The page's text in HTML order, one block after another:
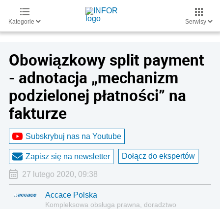
Kategorie Serwisy
Obowiązkowy split payment
- adnotacja „mechanizm
podzielonej płatności” na
fakturze
Subskrybuj nas na Youtube
Zapisz się na newsletter Dołącz do ekspertów
27 lutego 2020, 09:38
Accace Polska
Kompleksowa obsługa prawna, doradztwo